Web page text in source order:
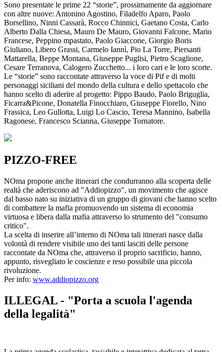
Sono presentate le prime 22 “storie”, prossimamente da aggiornare
con altre nuove: Antonino Agostino, Filadelfo Aparo, Paolo
Borsellino, Ninni Cassarà, Rocco Chinnici, Gaetano Costa, Carlo
Alberto Dalla Chiesa, Mauro De Mauro, Giovanni Falcone, Mario
Francese, Peppino mpastato, Paolo Giaccone, Giorgio Boris
Giuliano, Libero Grassi, Carmelo Iannì, Pio La Torre, Piersanti
Mattarella, Beppe Montana, Giuseppe Puglisi, Pietro Scaglione,
Cesare Terranova, Calogero Zucchetto... i loro cari e le loro scorte.
Le “storie” sono raccontate attraverso la voce di Pif e di molti
personaggi siciliani del mondo della cultura e dello spettacolo che
hanno scelto di aderire al progetto: Pippo Baudo, Paolo Briguglia,
Ficarra&Picone, Donatella Finocchiaro, Giuseppe Fiorello, Nino
Frassica, Leo Gullotta, Luigi Lo Cascio, Teresa Mannino, Isabella
Ragonese, Francesco Scianna, Giuseppe Tornatore.
PIZZO-FREE
NOma propone anche itinerari che condurranno alla scoperta delle
realtà che aderiscono ad "Addiopizzo", un movimento che agisce
dal basso nato su iniziativa di un gruppo di giovani che hanno scelto
di combattere la mafia promuovendo un sistema di economia
virtuosa e libera dalla mafia attraverso lo strumento del "consumo
critico".
La scelta di inserire all’interno di NOma tali itinerari nasce dalla
volontà di rendere visibile uno dei tanti lasciti delle persone
raccontate da NOma che, attraverso il proprio sacrificio, hanno,
appunto, risvegliato le coscienze e reso possibile una piccola
rivoluzione.
Per info: www.addiopizzo.org
ILLEGAL - "Porta a scuola l'agenda
della legalità"